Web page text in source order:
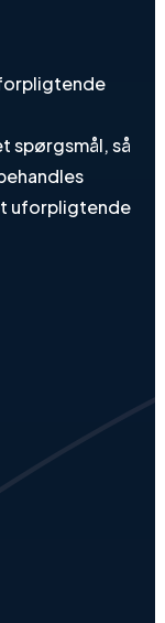
spørgsmål, så
uforpligtende